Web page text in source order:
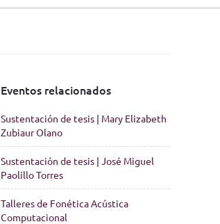
Eventos relacionados
Sustentación de tesis | Mary Elizabeth
Zubiaur Olano
Sustentación de tesis | José Miguel
Paolillo Torres
Talleres de Fonética Acústica
Computacional